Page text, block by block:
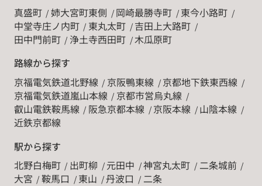
真盛町
姉大宮町東側 岡崎最勝寺町
東今小路町
中堂寺庄ノ内町
東丸太町
吉田上大路町
田中門前町
浄土寺西田町
木瓜原町
路線から探す
京福電気鉄道北野線
京阪鴨東線
京都地下鉄東西線
京福電気鉄道嵐山本線
京都市営烏丸線
叡山電鉄鞍馬線
阪急京都本線 京阪本線
山陰本線
近鉄京都線
駅から探す
北野白梅町
出町柳 元田中 神宮丸太町
二条城前
大宮
鞍馬口 東山 丹波口 二条